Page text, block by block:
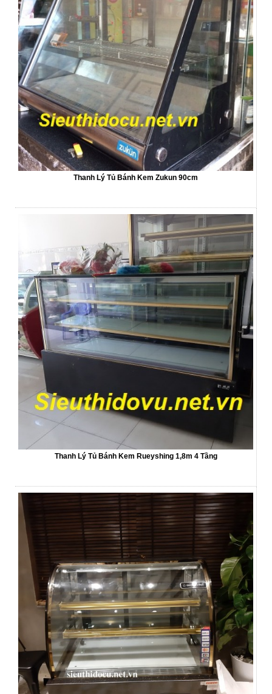
Thanh Lý Tủ Bánh Kem Zukun 90cm
Thanh Lý Tủ Bánh Kem Rueyshing 1,8m 4 Tầng